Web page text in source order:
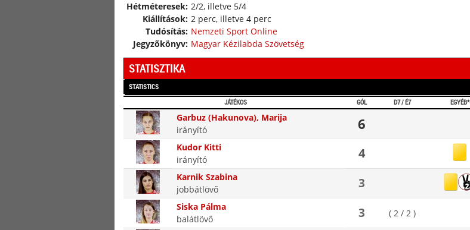
Hétméteresek: 2/2, illetve 5/4
Kiállítások: 2 perc, illetve 4 perc
Tudósítás: Nemzeti Sport Online
Jegyzõkönyv: Magyar Kézilabda Szövetség
STATISZTIKA
STATISTICS
JÁTÉKOS
GÓL D7 / É7 EGYÉB*
Garbuz (Hakunova), Marija
irányító
6
Kudor Kitti
irányító
4
Karnik Szabina
jobbátlövő
3
Siska Pálma
balátlövő
3 ( 2 / 2 )